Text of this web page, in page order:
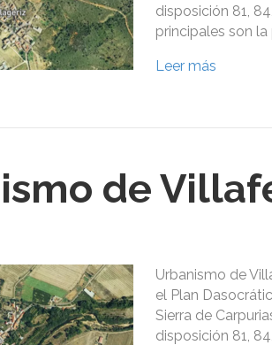
disposición 81,
principales son la
Leer más
de
Urbanismo de
el Plan
Sierra de
disposición 81,